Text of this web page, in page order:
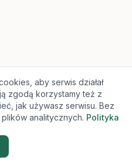
aby serwis działał
zgodą korzystamy też z
jak używasz serwisu. Bez
analitycznych. Polityka